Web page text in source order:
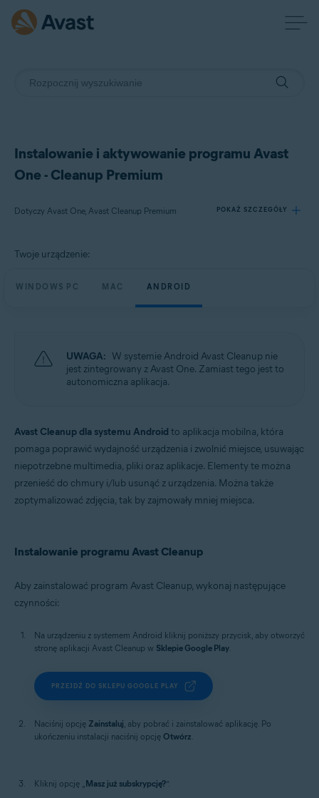
Instalowanie i aktywowanie programu Avast
One - Cleanup Premium
Dotyczy Avast One, Avast Cleanup Premium POKAŻ SZCZEGÓŁY
Avast One
Twoje urządzenie:
WINDOWS PC MAC ANDROID
UWAGA: W systemie Android Avast Cleanup nie
jest zintegrowany z Avast One. Zamiast tego jest to
autonomiczna aplikacja.
Avast Cleanup dla systemu Android to aplikacja mobilna, która
pomaga poprawić wydajność urządzenia i zwolnić miejsce, usuwając
niepotrzebne multimedia, pliki oraz aplikacje. Elementy te można
przenieść do chmury i/lub usunąć z urządzenia. Można także
zoptymalizować zdjęcia, tak by zajmowały mniej miejsca.
Instalowanie programu Avast Cleanup
Aby zainstalować program Avast Cleanup, wykonaj następujące
czynności:
Na urządzeniu z systemem Android kliknij poniższy przycisk, aby otworzyć
stronę aplikacji Avast Cleanup w Sklepie Google Play.
PRZEJDŹ DO SKLEPU GOOGLE PLAY
Naciśnij opcję Zainstaluj, aby pobrać i zainstalować aplikację. Po
ukończeniu instalacji naciśnij opcję Otwórz.
Kliknij opcję „Masz już subskrypcję?”.